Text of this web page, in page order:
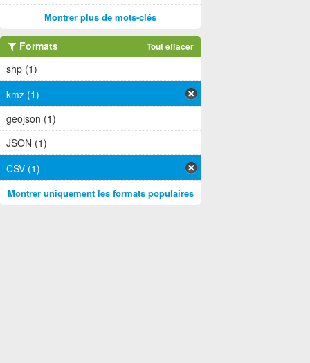
Montrer plus de mots-clés
Formats Tout effacer
shp (1)
kmz (1)
geojson (1)
JSON (1)
CSV (1)
Montrer uniquement les formats populaires